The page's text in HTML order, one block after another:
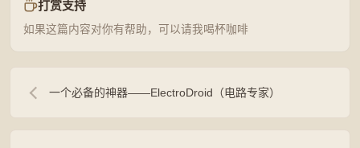
打赏支持
如果这篇内容对你有帮助，可以请我喝杯咖啡
一个必备的神器——ElectroDroid（电路专家）